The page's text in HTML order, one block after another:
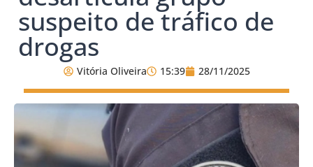
suspeito de tráfico de
drogas
Vitória Oliveira 15:39 28/11/2025